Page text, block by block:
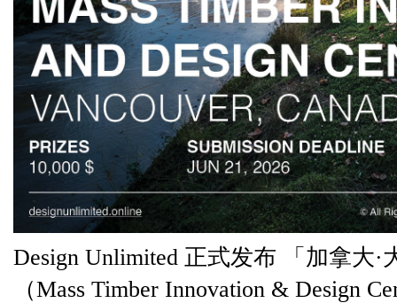
Design Unlimited 正式发布 「加拿大
（Mass Timber Innovation & Design